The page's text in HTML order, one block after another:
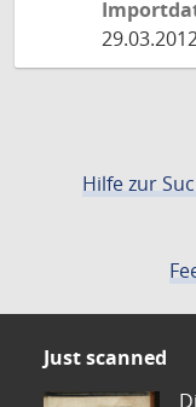
Hilfe zur
Just scanned